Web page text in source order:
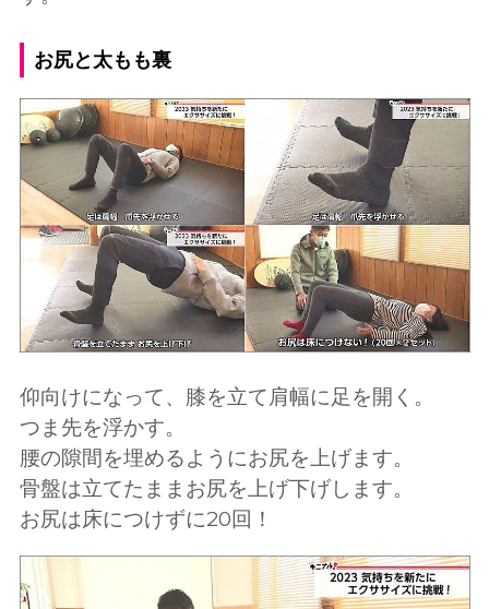
お尻と太もも裏
仰向けになって、膝を立て肩幅に足を開く。
つま先を浮かす。
腰の隙間を埋めるようにお尻を上げます。
骨盤は立てたままお尻を上げ下げします。
お尻は床につけずに20回！